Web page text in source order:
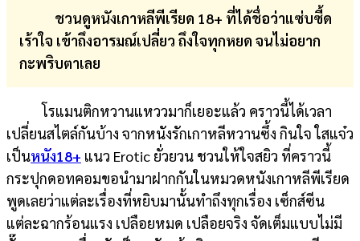
ชวนดูหนังเกาหลีพีเรียด 18+ ที่ได้ชื่อว่าแซ่บซี้ด
เร้าใจ เข้าถึงอารมณ์เปลี่ยว ถึงใจทุกหยด จนไม่อยาก
กะพริบตาเลย
โรแมนติกหวานแหววมาก็เยอะแล้ว คราวนี้ได้เวลา
เปลี่ยนสไตล์กันบ้าง จากหนังรักเกาหลีหวานซึ้ง กินใจ ใสแจ๋ว
เป็นหนัง18+ แนว Erotic ยั่วยวน ชวนให้ใจสยิว ที่คราวนี้
กระปุกดอทคอมขอนำมาฝากกันในหมวดหนังเกาหลีพีเรียด
พูดเลยว่าแต่ละเรื่องที่หยิบมานั้นทำถึงทุกเรื่อง เซ็กส์ซีน
แต่ละฉากร้อนแรง เปลือยหมด เปลือยจริง จัดเต็มแบบไม่มี
บอล
สด
เงิน
การ
ศึกษา
บันเทิง